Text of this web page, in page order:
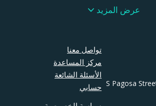
الولادة
عرض المزيد
4124 S Pagosa
تواصل معنا
مركز المساعدة
الأسئلة الشائعة
حسابي